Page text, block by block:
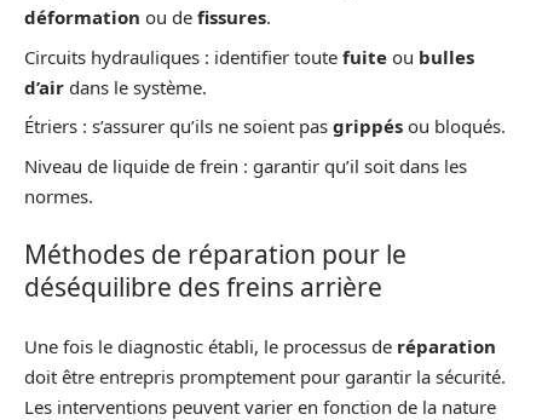
déformation ou de fissures.
Circuits hydrauliques : identifier toute fuite ou bulles
d’air dans le système.
Étriers : s’assurer qu’ils ne soient pas grippés ou bloqués.
Niveau de liquide de frein : garantir qu’il soit dans les
normes.
Méthodes de réparation pour le
déséquilibre des freins arrière
Une fois le diagnostic établi, le processus de réparation
doit être entrepris promptement pour garantir la sécurité.
Les interventions peuvent varier en fonction de la nature